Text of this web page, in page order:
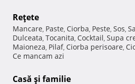
Reţete
Mancare, Paste, Ciorba, Peste, Sos,
Dulceata, Tocanita, Cocktail, Supa
Maioneza, Pilaf, Ciorba perisoare,
Ce mancam azi
Casă şi familie